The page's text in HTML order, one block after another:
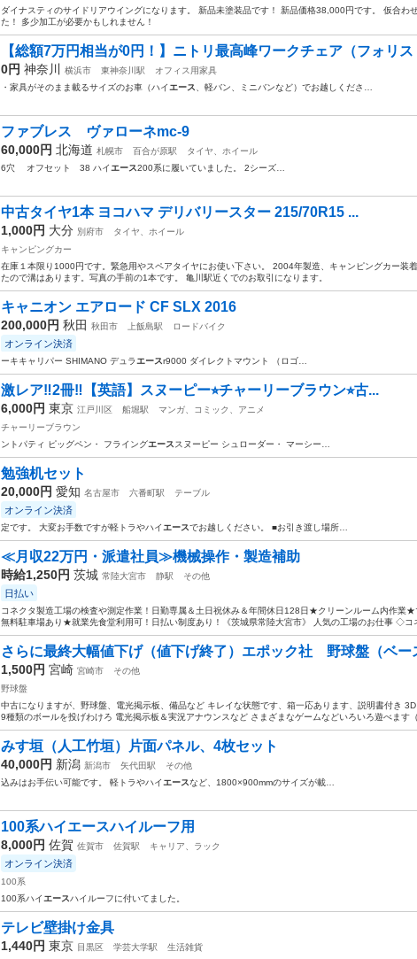
ダイナスティのサイドリアウイングになります。 新品未塗装品です！ 新品価格38,000円です。 仮合わ
た！ 多少加工が必要かもしれません！
【総額7万円相当が0円！】ニトリ最高峰ワークチェア（フォリス
0円 神奈川 横浜市 東神奈川駅
オフィス用家具
・家具がそのまま載るサイズのお車（ハイ エース 、軽バン、ミニバンなど）でお越しくださ…
ファブレス ヴァローネmc-9
60,000円 北海道 札幌市 百合が原駅
タイヤ、ホイール
6穴 オフセット 38 ハイ エース200系に履いていました。 2シーズ…
中古タイヤ1本 ヨコハマ デリバリースター 215/70R15 ...
1,000円 大分 別府市
タイヤ、ホイール
キャンピングカー
在庫１本限り1000円です。緊急用やスペアタイヤにお使い下さい。 2004年製造、キャンピングカー装
たので溝はあります。写真の手前の1本です。 亀川駅近くでのお取引になります。
キャニオン エアロード CF SLX 2016
200,000円 秋田 秋田市 上飯島駅 ロードバイク
オンライン決済
ーキキャリパー SHIMANO デュラエースr9000 ダイレクトマウント （ロゴ…
激レア‼️2冊‼️【英語】スヌーピー⭐︎チャーリーブラウン⭐︎古...
6,000円 東京 江戸川区 船堀駅
マンガ、コミック、アニメ
チャーリーブラウン
ントパティ ピッグペン・ フライングエーススヌーピー シュローダー・ マーシー…
勉強机セット
20,000円 愛知 名古屋市 六番町駅 テーブル
オンライン決済
定です。 大変お手数ですが軽トラやハイ エースでお越しください。 ■お引き渡し場所…
≪月収22万円・派遣社員≫機械操作・製造補助
時給1,250円 茨城 常陸大宮市 静駅 その他
日払い
コネクタ製造工場の検査や測定作業！日勤専属＆土日祝休み＆年間休日128日★クリーンルーム内作業★
無料駐車場あり★就業先食堂利用可！日払い制度あり！《茨城県常陸大宮市》 人気の工場のお仕事 ◇コ
さらに最終大幅値下げ（値下げ終了）エポック社 野球盤（ベー
1,500円 宮崎 宮崎市
その他
野球盤
中古になりますが、野球盤、電光掲示板、備品など キレイな状態です、箱一応あります、説明書付き
9種類のボールを投げわけろ 電光掲示板＆実況アナウンスなど さまざまなゲームなどいろいろ遊べます（
みす垣（人工竹垣）片面パネル、4枚セット
40,000円 新潟 新潟市 矢代田駅
その他
込みはお手伝い可能です。 軽トラやハイ エースなど、1800×900mmのサイズが載…
100系ハイエースハイルーフ用
8,000円 佐賀 佐賀市 佐賀駅 キャリア、ラック
オンライン決済
100系
100系ハイ エースハイルーフに付いてました。
テレビ壁掛け金具
1,440円 東京 目黒区 学芸大学駅
生活雑貨